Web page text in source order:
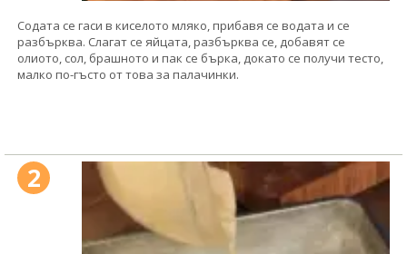
Содата се гаси в киселото мляко, прибавя се водата и се
разбърква. Слагат се яйцата, разбърква се, добавят се
олиото, сол, брашното и пак се бърка, докато се получи тесто,
малко по-гъсто от това за палачинки.
2